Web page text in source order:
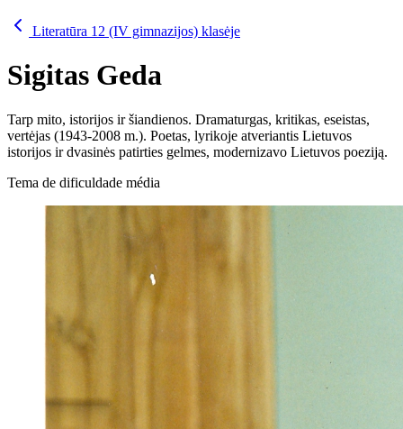
Literatūra 12 (IV gimnazijos) klasėje
Sigitas Geda
Tarp mito, istorijos ir šiandienos. Dramaturgas, kritikas, eseistas,
vertėjas (1943-2008 m.). Poetas, lyrikoje atveriantis Lietuvos
istorijos ir dvasinės patirties gelmes, modernizavo Lietuvos poeziją.
Tema de dificuldade média